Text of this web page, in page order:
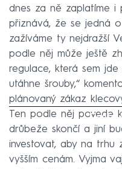
dnes za ně zaplatíme i
přiznává, že se jedná
zažíváme ty nejdražší
podle něj může ještě
regulace, která sem
utáhne šrouby,“
plánovaný zákaz
Ten podle něj povede
drůbeže skončí a jiní
investovat, aby na trhu
vyšším cenám. Vyjma